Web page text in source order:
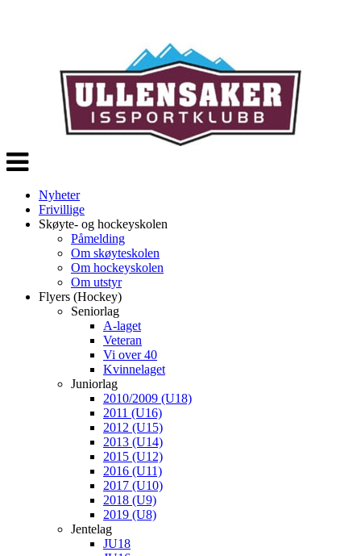
Veksle
navigasjon
Nyheter
Frivillige
Skøyte- og hockeyskolen
Påmelding
Om skøyteskolen
Om hockeyskolen
Om utstyr
Flyers (Hockey)
Seniorlag
A-laget
Veteran
Vi over 40
Kvinnelaget
Juniorlag
2010/2009 (U18)
2011 (U16)
2012 (U15)
2013 (U14)
2015 (U12)
2016 (U11)
2017 (U10)
2018 (U9)
2019 (U8)
Jentelag
JU18